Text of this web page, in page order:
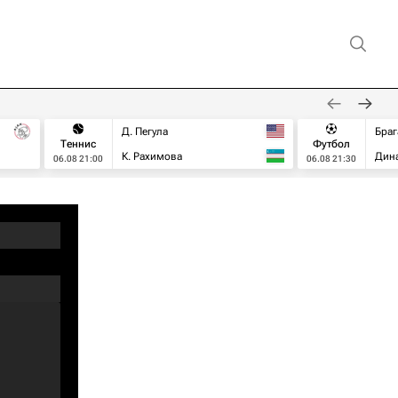
Теннис
06.08 21:00
Д. Пегула
К. Рахимова
Футбол
06.08 21:30